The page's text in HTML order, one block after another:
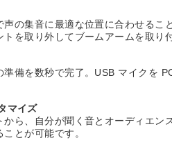
の集音に最適な位置に合わせる
を取り外してブームアームを取り
備を数秒で完了。USB マイクを
マイズ
ら、自分が聞く音とオーディエ
とが可能です。